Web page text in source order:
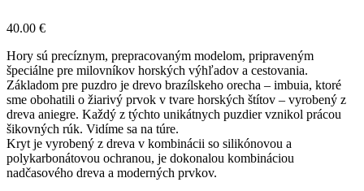
40.00 €
Hory sú precíznym, prepracovaným modelom, pripraveným
špeciálne pre milovníkov horských výhľadov a cestovania.
Základom pre puzdro je drevo brazílskeho orecha – imbuia, ktoré
sme obohatili o žiarivý prvok v tvare horských štítov – vyrobený z
dreva aniegre. Každý z týchto unikátnych puzdier vznikol prácou
šikovných rúk. Vidíme sa na túre.
Kryt je vyrobený z dreva v kombinácii so silikónovou a
polykarbonátovou ochranou, je dokonalou kombináciou
nadčasového dreva a moderných prvkov.